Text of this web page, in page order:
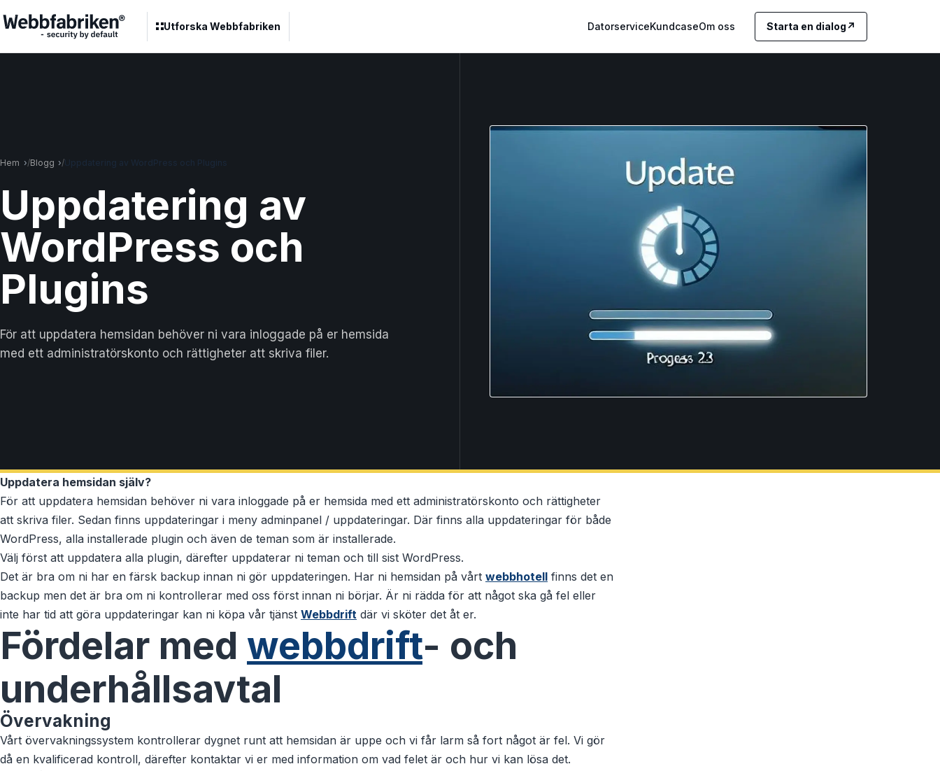
Utforska Webbfabriken DatorserviceKundcaseOm oss Starta en dialog↗
Hem Blogg Uppdatering av WordPress och Plugins
Uppdatering av
WordPress och
Plugins
För att uppdatera hemsidan behöver ni vara inloggade på er hemsida
med ett administratörskonto och rättigheter att skriva filer.
Uppdatera hemsidan själv?
För att uppdatera hemsidan behöver ni vara inloggade på er hemsida med ett administratörskonto och rättigheter
att skriva filer. Sedan finns uppdateringar i meny adminpanel / uppdateringar. Där finns alla uppdateringar för både
WordPress, alla installerade plugin och även de teman som är installerade.
Välj först att uppdatera alla plugin, därefter uppdaterar ni teman och till sist WordPress.
Det är bra om ni har en färsk backup innan ni gör uppdateringen. Har ni hemsidan på vårt webbhotell finns det en
backup men det är bra om ni kontrollerar med oss först innan ni börjar. Är ni rädda för att något ska gå fel eller
inte har tid att göra uppdateringar kan ni köpa vår tjänst Webbdrift där vi sköter det åt er.
Fördelar med webbdrift- och
underhållsavtal
Övervakning
Vårt övervakningssystem kontrollerar dygnet runt att hemsidan är uppe och vi får larm så fort något är fel. Vi gör
då en kvalificerad kontroll, därefter kontaktar vi er med information om vad felet är och hur vi kan lösa det.